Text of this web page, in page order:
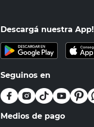
Descargá nuestra App!
Seguinos en
Medios de pago